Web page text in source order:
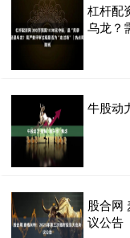
杠杆配
乌龙？
牛股动
股合网
议公告